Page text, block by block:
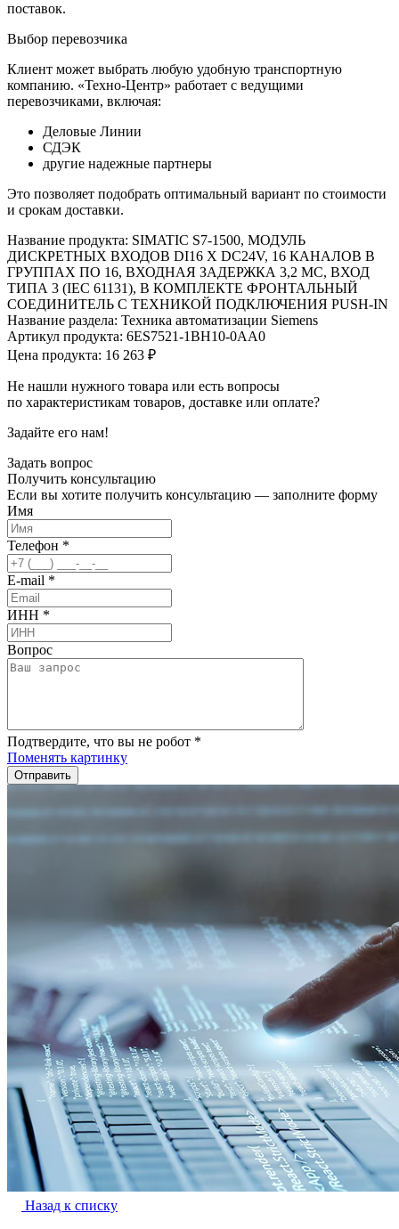
поставок.
Выбор перевозчика
Клиент может выбрать любую удобную транспортную
компанию. «Техно-Центр» работает с ведущими
перевозчиками, включая:
Деловые Линии
СДЭК
другие надежные партнеры
Это позволяет подобрать оптимальный вариант по стоимости
и срокам доставки.
Название продукта: SIMATIC S7-1500, МОДУЛЬ
ДИСКРЕТНЫХ ВХОДОВ DI16 X DC24V, 16 КАНАЛОВ В
ГРУППАХ ПО 16, ВХОДНАЯ ЗАДЕРЖКА 3,2 МС, ВХОД
ТИПА 3 (IEC 61131), В КОМПЛЕКТЕ ФРОНТАЛЬНЫЙ
СОЕДИНИТЕЛЬ С ТЕХНИКОЙ ПОДКЛЮЧЕНИЯ PUSH-IN
Название раздела: Техника автоматизации Siemens
Артикул продукта: 6ES7521-1BH10-0AA0
Цена продукта: 16 263 ₽
Не нашли нужного товара или есть вопросы
по характеристикам товаров, доставке или оплате?
Задайте его нам!
Задать вопрос
Получить консультацию
Если вы хотите получить консультацию — заполните форму
Имя
Телефон *
E-mail *
ИНН *
Вопрос
Подтвердите, что вы не робот *
Поменять картинку
Назад к списку